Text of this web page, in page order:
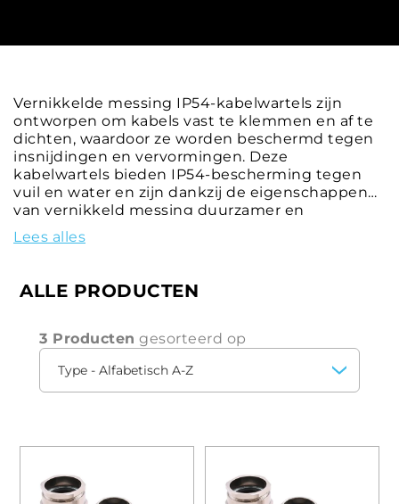
Vernikkelde messing IP54-kabelwartels zijn
ontworpen om kabels vast te klemmen en af te
dichten, waardoor ze worden beschermd tegen
insnijdingen en vervormingen. Deze
kabelwartels bieden IP54-bescherming tegen
vuil en water en zijn dankzij de eigenschappen
van vernikkeld messing duurzamer en
slijtvaster.U kunt de meest geschikte oplossing
voor uw situatie kiezen uit een breed
schroefdraden - metrisch M en Pg - en met
verschillende diameters, afmetingen en lengtes,
kunt vastklemmen en voorkomen dat ze worden
doorgesneden of vervormd.
Lees alles
ALLE PRODUCTEN
3 Producten gesorteerd op